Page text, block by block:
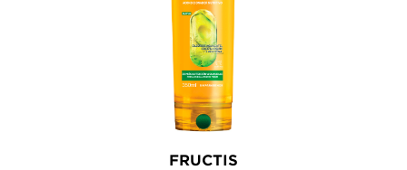
FRUCTIS